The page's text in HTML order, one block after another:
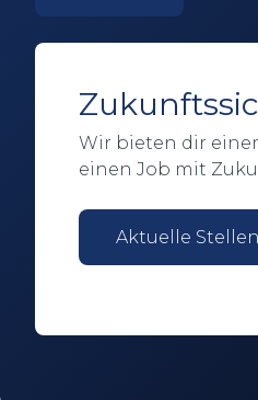
Wir bieten dir
einen Job mit
Aktuelle